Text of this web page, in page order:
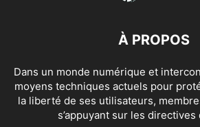
À PROPOS
Dans un monde numérique et
moyens techniques actuels pour
la liberté de ses utilisateurs,
s’appuyant sur les directives